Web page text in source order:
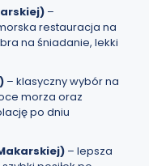
–
restauracja na
na śniadanie, lekki
– klasyczny wybór na
morza oraz
po dniu
– lepsza